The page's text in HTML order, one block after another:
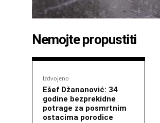
Nemojte propustiti
Izdvojeno
Ešef Džananović: 34
godine bezprekidne
potrage za posmrtnim
ostacima porodice